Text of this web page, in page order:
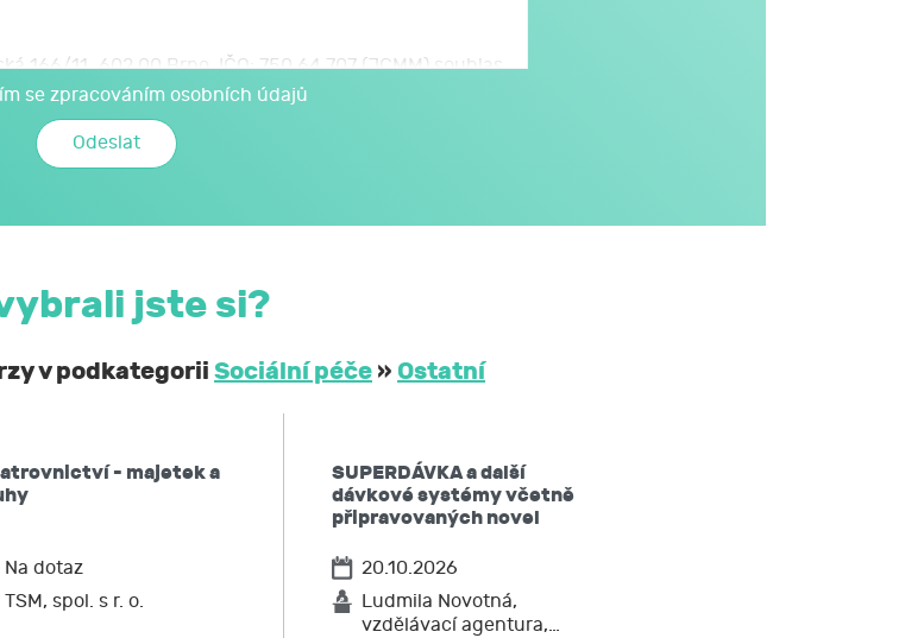
166/11, 602 00 Brno, IČO: 750 64 707 (JCMM) souhlas
a citlivých údajů, které jsem uvedl/a v tomto formuláři,
kariérovém poradenství realizovaném JCMM.
může JCMM nakládat způsobem a v největším rozsahu
č. 2016/679, a to za účelem mé účasti na aktivitách
neposkytne bez mého souhlasu třetím osobám
orgánů. Svůj souhlas uděluji JCMM na dobu
jaké moje osobní údaje zpracovává, žádat si kopii
osobních údajů
se zpracováním osobních údajů
jste si?
v podkategorii Sociální péče » Ostatní
- majetek a
Na dotaz
TSM, spol. s r. o.
SUPERDÁVKA a další
dávkové systémy včetně
připravovaných novel
20.10.2026
Ludmila Novotná,
vzdělávací agentura,…